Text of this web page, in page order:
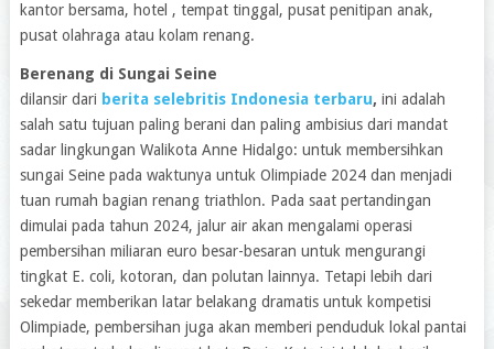
kantor bersama, hotel , tempat tinggal, pusat penitipan anak,
pusat olahraga atau kolam renang.
Berenang di Sungai Seine
dilansir dari berita selebritis Indonesia terbaru, ini adalah
salah satu tujuan paling berani dan paling ambisius dari mandat
sadar lingkungan Walikota Anne Hidalgo: untuk membersihkan
sungai Seine pada waktunya untuk Olimpiade 2024 dan menjadi
tuan rumah bagian renang triathlon. Pada saat pertandingan
dimulai pada tahun 2024, jalur air akan mengalami operasi
pembersihan miliaran euro besar-besaran untuk mengurangi
tingkat E. coli, kotoran, dan polutan lainnya. Tetapi lebih dari
sekedar memberikan latar belakang dramatis untuk kompetisi
Olimpiade, pembersihan juga akan memberi penduduk lokal pantai